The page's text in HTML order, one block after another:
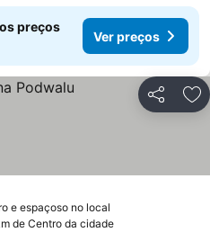
preços
Ver preços
Partilhar
e espaçoso no local
de Centro da cidade